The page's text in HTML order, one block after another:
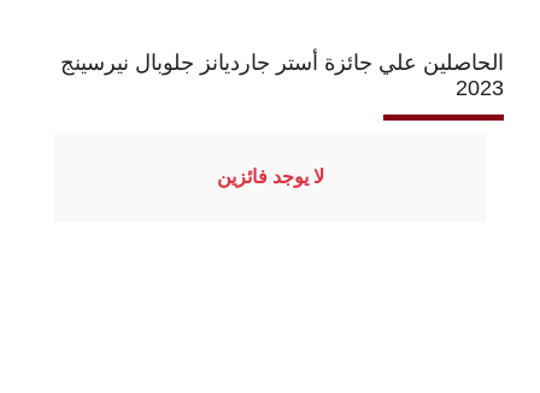
الحاصلين علي جائزة أستر جارديانز جلوبال نيرسينج
2023
لا يوجد فائزين